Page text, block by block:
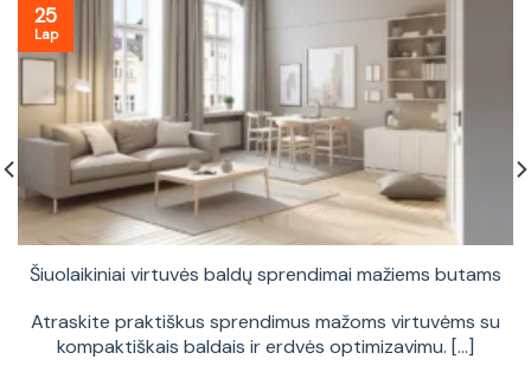
Šiuolaikiniai virtuvės baldų sprendimai mažiems butams
Atraskite praktiškus sprendimus mažoms virtuvėms su
kompaktiškais baldais ir erdvės optimizavimu. [...]
25
Lap